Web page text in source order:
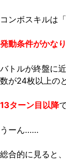
コンボスキルは
発動条件がかな
バトルが終盤に
数が24枚以上の
13ターン目以降
うーん……
総合的に見ると